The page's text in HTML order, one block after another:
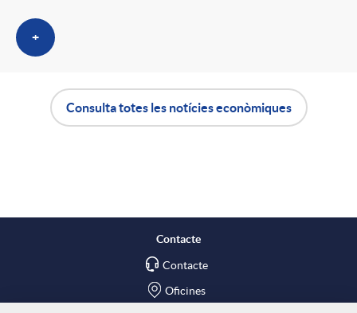
+
Consulta totes les notícies econòmiques
Contacte
Contacte
Oficines